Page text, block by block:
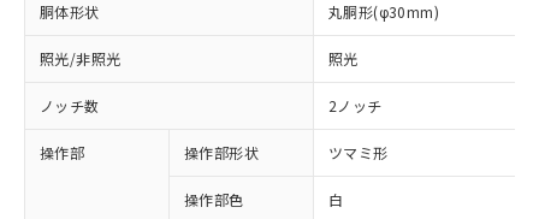
胴体形状 丸胴形(φ30mm)
照光/非照光 照光
ノッチ数 2ノッチ
操作部 操作部形状 ツマミ形
操作部色 白